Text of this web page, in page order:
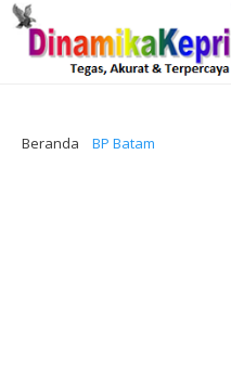
Beranda BP Batam